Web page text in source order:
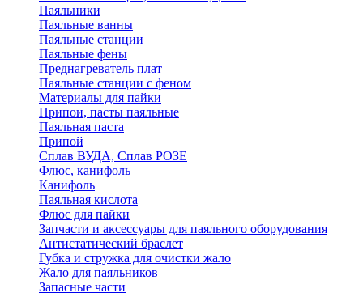
Паяльники
Паяльные ванны
Паяльные станции
Паяльные фены
Преднагреватель плат
Паяльные станции с феном
Материалы для пайки
Припои, пасты паяльные
Паяльная паста
Припой
Сплав ВУДА, Сплав РОЗЕ
Флюс, канифоль
Канифоль
Паяльная кислота
Флюс для пайки
Запчасти и аксессуары для паяльного оборудования
Антистатический браслет
Губка и стружка для очистки жало
Жало для паяльников
Запасные части